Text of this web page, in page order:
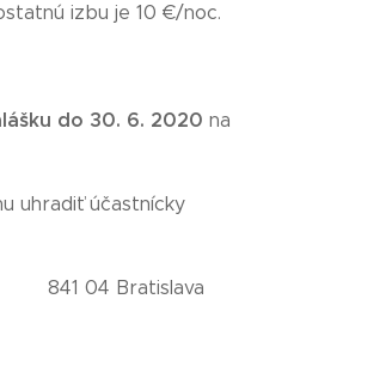
izbu je 10 €/noc.
do 30. 6. 2020 na
uhradiť účastnícky
1, 841 04 Bratislava